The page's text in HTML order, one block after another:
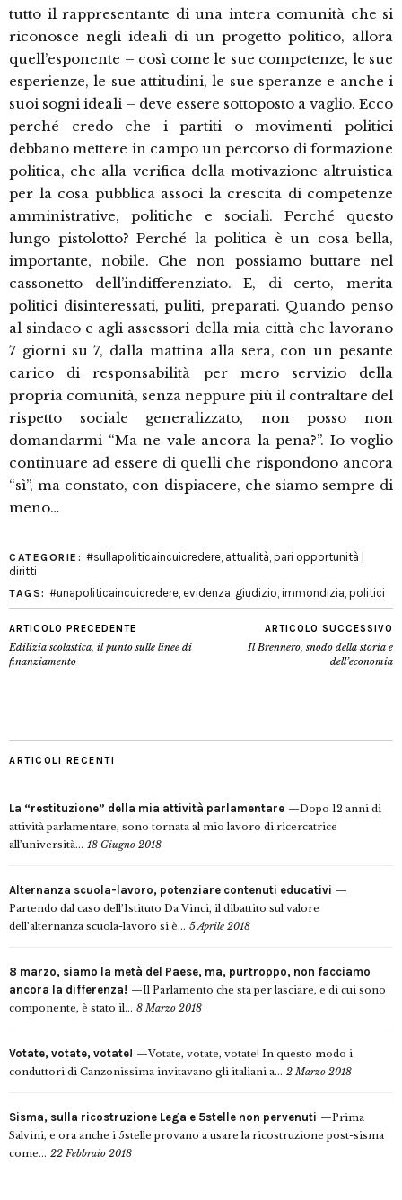
tutto il rappresentante di una intera comunità che si
riconosce negli ideali di un progetto politico, allora
quell’esponente – così come le sue competenze, le sue
esperienze, le sue attitudini, le sue speranze e anche i
suoi sogni ideali – deve essere sottoposto a vaglio. Ecco
perché credo che i partiti o movimenti politici
debbano mettere in campo un percorso di formazione
politica, che alla verifica della motivazione altruistica
per la cosa pubblica associ la crescita di competenze
amministrative, politiche e sociali. Perché questo
lungo pistolotto? Perché la politica è un cosa bella,
importante, nobile. Che non possiamo buttare nel
cassonetto dell’indifferenziato. E, di certo, merita
politici disinteressati, puliti, preparati. Quando penso
al sindaco e agli assessori della mia città che lavorano
7 giorni su 7, dalla mattina alla sera, con un pesante
carico di responsabilità per mero servizio della
propria comunità, senza neppure più il contraltare del
rispetto sociale generalizzato, non posso non
domandarmi “Ma ne vale ancora la pena?”. Io voglio
continuare ad essere di quelli che rispondono ancora
“sì”, ma constato, con dispiacere, che siamo sempre di
meno…
CATEGORIE: #sullapoliticaincuicredere, attualità pari opportunità |
diritti
TAGS: #unapoliticaincuicredere evidenza giudizio immondizia politici
ARTICOLO PRECEDENTE
Edilizia scolastica, il punto sulle linee di
finanziamento
ARTICOLO SUCCESSIVO
Il Brennero, snodo della storia e
dell’economia
ARTICOLI RECENTI
La “restituzione” della mia attività parlamentare
Dopo 12 anni di
attività parlamentare, sono tornata al mio lavoro di ricercatrice
all’università... 18 Giugno 2018
Alternanza scuola-lavoro, potenziare contenuti educativi
Partendo dal caso dell’Istituto Da Vinci, il dibattito sul valore
dell’alternanza scuola-lavoro si è... 5 Aprile 2018
8 marzo, siamo la metà del Paese, ma, purtroppo, non facciamo
ancora la differenza!
Il Parlamento che sta per lasciare, e di cui sono
componente, è stato il... 8 Marzo 2018
Votate, votate, votate!
Votate, votate, votate! In questo modo i
conduttori di Canzonissima invitavano gli italiani a... 2 Marzo 2018
Sisma, sulla ricostruzione Lega e 5stelle non pervenuti
Prima
Salvini, e ora anche i 5stelle provano a usare la ricostruzione post-sisma
come... 22 Febbraio 2018